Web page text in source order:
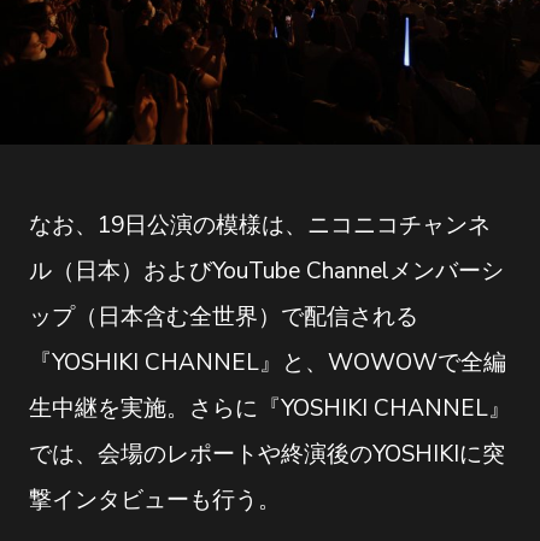
なお、19日公演の模様は、ニコニコチャンネ
ル（日本）およびYouTube Channelメンバーシ
ップ（日本含む全世界）で配信される
『YOSHIKI CHANNEL』と、WOWOWで全編
生中継を実施。さらに『YOSHIKI CHANNEL』
では、会場のレポートや終演後のYOSHIKIに突
撃インタビューも行う。